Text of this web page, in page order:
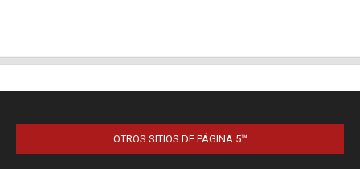
OTROS SITIOS DE PÁGINA 5™